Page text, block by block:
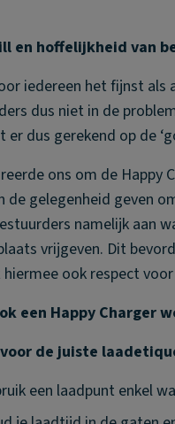
en hoffelijkheid van
iedereen het fijnst als
dus niet in de
er dus gerekend op de
ons om de Happy
de gelegenheid geven
namelijk aan
vrijgeven. Dit
ook respect
een Happy Charger
de juiste
een laadpunt enkel